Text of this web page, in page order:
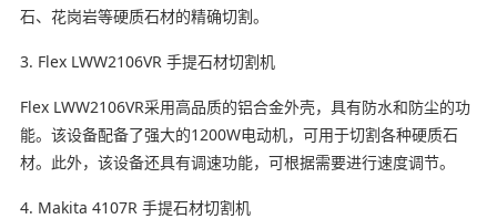
石、花岗岩等硬质石材的精确切割。
3. Flex LWW2106VR 手提石材切割机
Flex LWW2106VR采用高品质的铝合金外壳，具有防水和防尘的功
能。该设备配备了强大的1200W电动机，可用于切割各种硬质石
材。此外，该设备还具有调速功能，可根据需要进行速度调节。
4. Makita 4107R 手提石材切割机